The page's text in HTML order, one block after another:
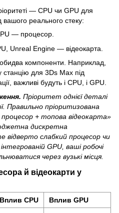
— CPU чи GPU для
вашого реального стеку:
— процесор.
Unreal Engine — відеокарта.
компоненти. Наприклад,
для 3Ds Max під
важливі будуть і CPU, і GPU.
Пріоритет однієї деталі
Правильно пріоритизована
процесор + топова відеокарта»
дискретна
відверто слабкий процесор чи
GPU, ваші робочі
через вузькі місця.
й відеокарти у
Вплив CPU
Вплив GPU